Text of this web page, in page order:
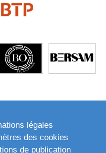
légales
des cookies
de publication